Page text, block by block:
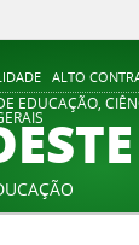
ALTO
EDUCAÇÃO,